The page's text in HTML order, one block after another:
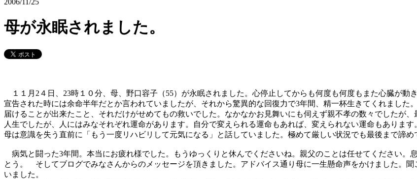
2006/11/25
母が永眠されました。
１１月2４日、23時１０分、母、野口容子（55）が永眠されました。心停止してからも何度も何度もまた心臓が動
宣告された時には余命半年だとか言われていましたが、それから驚異的な回復力で3年間、精一杯生きてくれまし
届けることが出来たこと、それだけがせめてもの救いでした。なかなかお見舞いにも伺えず親不孝の数々でしたが
人生でしたが、人にはみなそれぞれ運命があります。自分で変えられる運命もあれば、変えられない運命もありま
母は意識を失う直前に「もう一度リハビリして元気になる」と話していました。極めて厳しい状況でも最後まで諦
病気と闘った3年間。本当にお疲れ様でした。もうゆっくりと休んでくださいね。親父のことは任せてください。
とう。 そしてブログでみなさんからのメッセージを頂きました。アドバイス通り母に一生懸命声をかけました。
いました。